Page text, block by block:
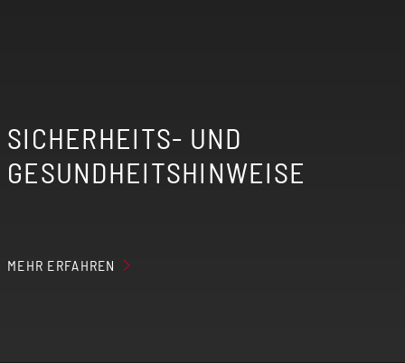
SICHERHEITS- UND
GESUNDHEITSHINWEISE
MEHR ERFAHREN